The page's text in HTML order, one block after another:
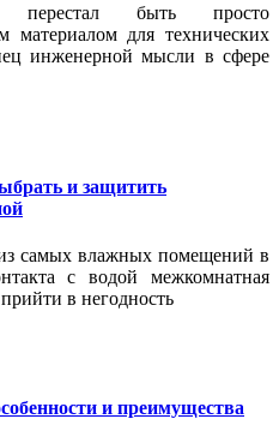
перестал быть просто
материалом для технических
инженерной мысли в сфере
и защитить
самых влажных помещений в
с водой межкомнатная
в негодность
и преимущества